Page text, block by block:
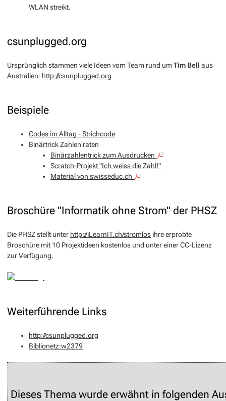
WLAN streikt.
csunplugged.org
Ursprünglich stammen viele Ideen vom Team rund um Tim Bell aus
Australien: http://csunplugged.org
Beispiele
Codes im Alltag - Strichcode
Binärtrick Zahlen raten
Binärzahlentrick zum Ausdrucken
Scratch-Projekt "Ich weiss die Zahl!"
Material von swisseduc.ch
Broschüre "Informatik ohne Strom" der PHSZ
Die PHSZ stellt unter http://iLearnIT.ch/stromlos ihre erprobte
Broschüre mit 10 Projektideen kostenlos und unter einer CC-Lizenz
zur Verfügung.
Weiterführende Links
http://csunplugged.org
Biblionetz:w2379
Dieses Thema wurde erwähnt in folgenden